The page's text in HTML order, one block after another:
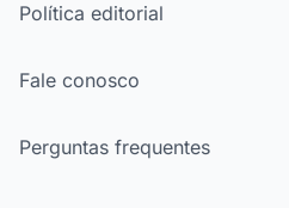
Política editorial
Fale conosco
Perguntas frequentes